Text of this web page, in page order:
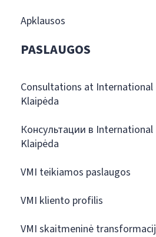
Apklausos
PASLAUGOS
Consultations at International
Klaipėda
Консультации в International
Klaipėda
VMI teikiamos paslaugos
VMI kliento profilis
VMI skaitmeninė